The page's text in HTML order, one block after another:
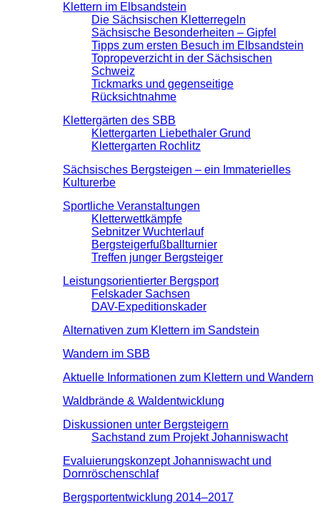
Klettern im Elbsandstein
Die Sächsischen Kletterregeln
Sächsische Besonderheiten – Gipfel
Tipps zum ersten Besuch im Elbsandstein
Topropeverzicht in der Sächsischen
Schweiz
Tickmarks und gegenseitige
Rücksichtnahme
Klettergärten des SBB
Klettergarten Liebethaler Grund
Klettergarten Rochlitz
Sächsisches Bergsteigen – ein Immaterielles
Kulturerbe
Sportliche Veranstaltungen
Kletterwettkämpfe
Sebnitzer Wuchterlauf
Bergsteigerfußballturnier
Treffen junger Bergsteiger
Leistungsorientierter Bergsport
Felskader Sachsen
DAV-Expeditionskader
Alternativen zum Klettern im Sandstein
Wandern im SBB
Aktuelle Informationen zum Klettern und Wandern
Waldbrände & Waldentwicklung
Diskussionen unter Bergsteigern
Sachstand zum Projekt Johanniswacht
Evaluierungskonzept Johanniswacht und
Dornröschenschlaf
Bergsportentwicklung 2014–2017